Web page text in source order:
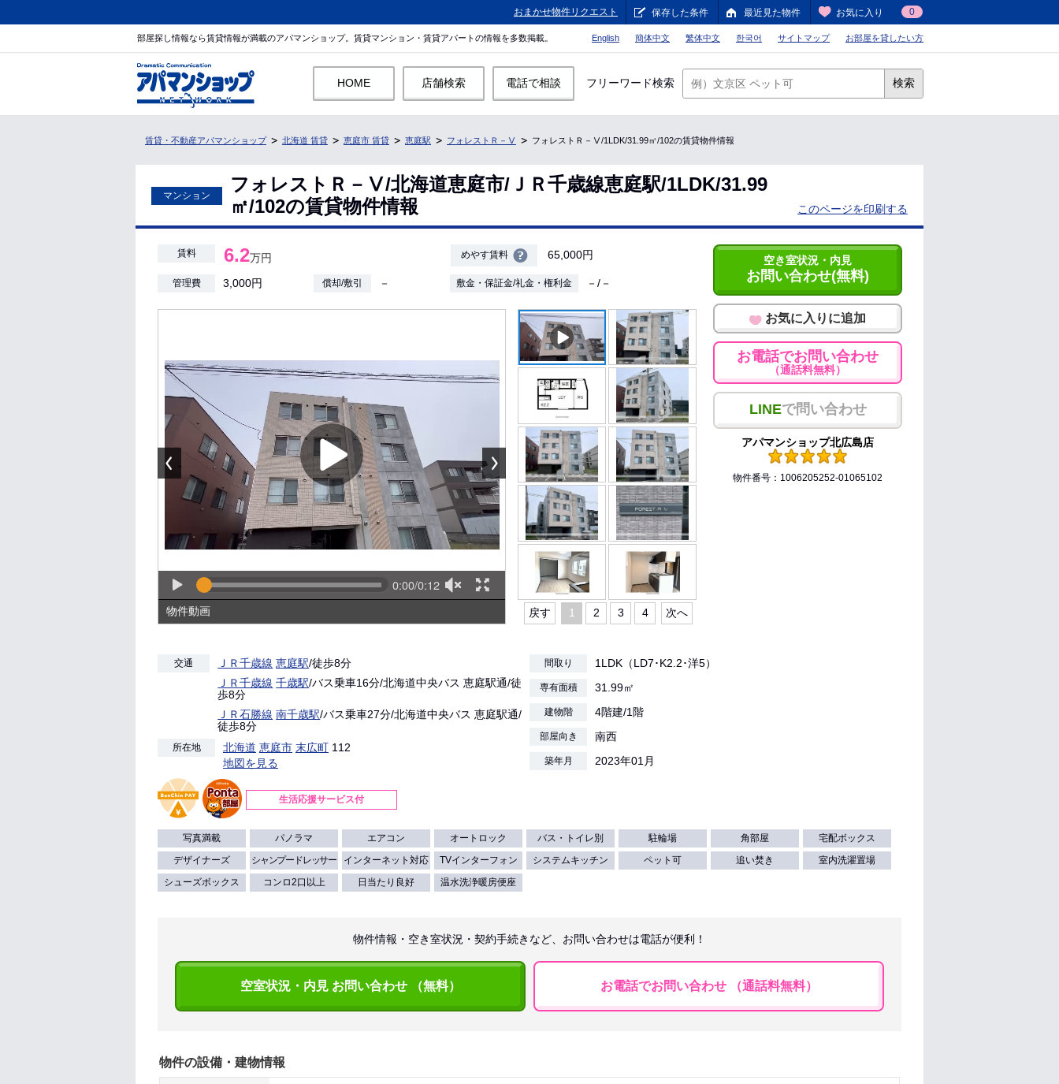
おまかせ物件リクエスト 保存した条件 最近見た物件 お気に入り 0
部屋探し情報なら賃貸情報が満載のアパマンショップ。賃貸マンション・賃貸アパートの情報を多数掲載。 English 簡体中文 繁体中文 한국어 サイトマップ お部屋を貸したい方
HOME 店舗検索 電話で相談 フリーワード検索 検索
賃貸・不動産アパマンショップ 北海道 賃貸 恵庭市 賃貸 恵庭駅 フォレストＲ－Ⅴ フォレストＲ－Ⅴ/1LDK/31.99㎡/102の賃貸物件情報
マンション
フォレストＲ－Ⅴ/北海道恵庭市/ＪＲ千歳線恵庭駅/1LDK/31.99
㎡/102の賃貸物件情報
このページを印刷する
賃料 6.2万円 めやす賃料 65,000円
管理費 3,000円 償却/敷引 － 敷金・保証金/礼金・権利金 －/－
0:00/0:12
物件動画 戻す 1 2 3 4 次へ
空き室状況・内見
お問い合わせ(無料)
お気に入りに追加
お電話でお問い合わせ
（通話料無料）
LINEで問い合わせ
アパマンショップ北広島店
物件番号：1006205252-01065102
交通 ＪＲ千歳線 恵庭駅/徒歩8分
ＪＲ千歳線 千歳駅/バス乗車16分/北海道中央バス 恵庭駅通/徒
歩8分
ＪＲ石勝線 南千歳駅/バス乗車27分/北海道中央バス 恵庭駅通/
徒歩8分
所在地 北海道 恵庭市 末広町 112
地図を見る
間取り 1LDK（LD7･K2.2･洋5）
専有面積 31.99㎡
建物階 4階建/1階
部屋向き 南西
築年月 2023年01月
生活応援サービス付
写真満載 パノラマ エアコン オートロック バス・トイレ別 駐輪場 角部屋
宅配ボックス
デザイナーズ
シャンプードレッサー インターネット対応 TVインターフォン システムキッチン ペット可 追い焚き
室内洗濯置場
シューズボックス
コンロ2口以上 日当たり良好 温水洗浄暖房便座
物件情報・空き室状況・契約手続きなど、お問い合わせは電話が便利！
空室状況・内見 お問い合わせ （無料） お電話でお問い合わせ （通話料無料）
物件の設備・建物情報